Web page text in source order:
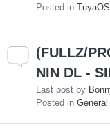
Posted in
(FULLZ/
NIN DL -
Last post by
Posted in